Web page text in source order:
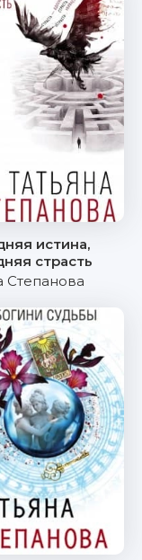
истина,
страсть
Степанова